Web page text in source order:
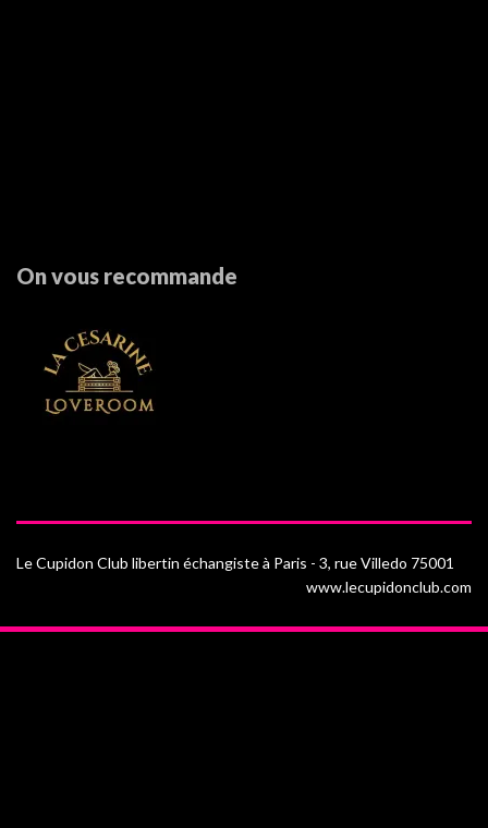
On vous recommande
Le Cupidon Club libertin échangiste à Paris - 3, rue Villedo 75001
www.lecupidonclub.com